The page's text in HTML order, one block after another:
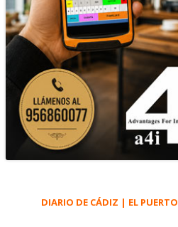
DIARIO DE CÁDIZ | EL PUERTO